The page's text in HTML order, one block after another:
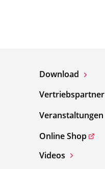
Download
Vertriebspartner
Veranstaltungen
Online Shop
Videos